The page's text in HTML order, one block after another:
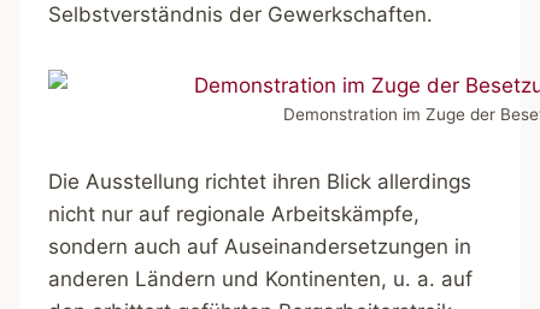
Selbstverständnis der Gewerkschaften.
Demonstration im Zuge der
Die Ausstellung richtet ihren Blick allerdings
nicht nur auf regionale Arbeitskämpfe,
sondern auch auf Auseinandersetzungen in
anderen Ländern und Kontinenten, u. a. auf